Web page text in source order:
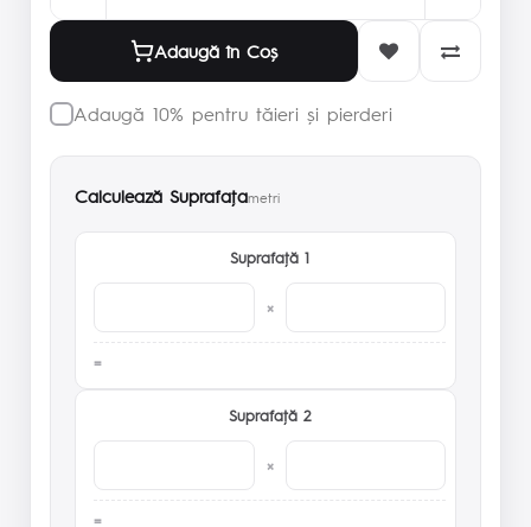
Adaugă în Coş
Adaugă 10% pentru tăieri și pierderi
Calculează Suprafaţametri
Suprafaţă 1
×
Suprafaţă 2
×